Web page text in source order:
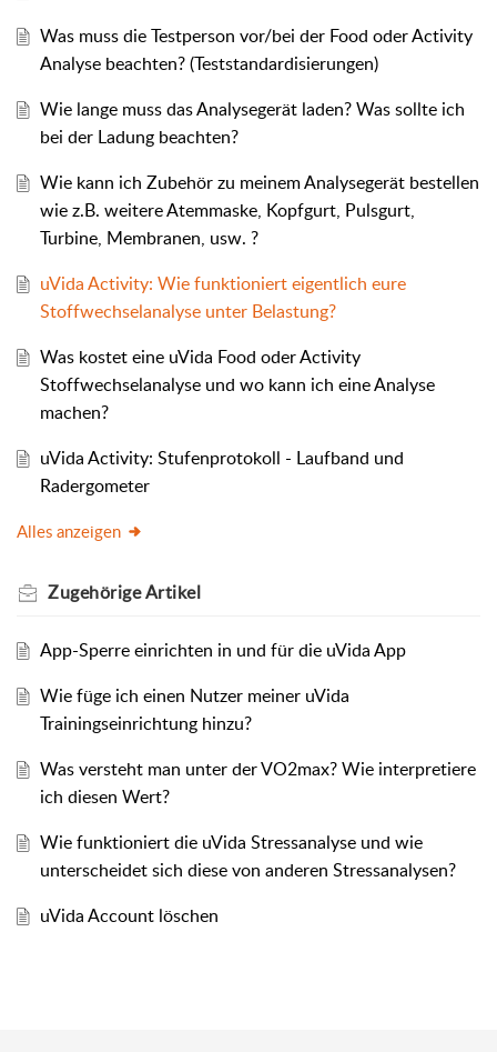
Was muss die Testperson vor/bei der Food oder Activity
Analyse beachten? (Teststandardisierungen)
Wie lange muss das Analysegerät laden? Was sollte ich
bei der Ladung beachten?
Wie kann ich Zubehör zu meinem Analysegerät bestellen
wie z.B. weitere Atemmaske, Kopfgurt, Pulsgurt,
Turbine, Membranen, usw. ?
uVida Activity: Wie funktioniert eigentlich eure
Stoffwechselanalyse unter Belastung?
Was kostet eine uVida Food oder Activity
Stoffwechselanalyse und wo kann ich eine Analyse
machen?
uVida Activity: Stufenprotokoll - Laufband und
Radergometer
Alles anzeigen
ZugehörigeArtikel
App-Sperre einrichten in und für die uVida App
Wie füge ich einen Nutzer meiner uVida
Trainingseinrichtung hinzu?
Was versteht man unter der VO2max? Wie interpretiere
ich diesen Wert?
Wie funktioniert die uVida Stressanalyse und wie
unterscheidet sich diese von anderen Stressanalysen?
uVida Account löschen